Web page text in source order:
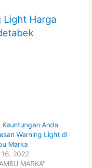
Light Harga
Keuntungan Anda
Warning Light di
Marka
2022
MARKA"